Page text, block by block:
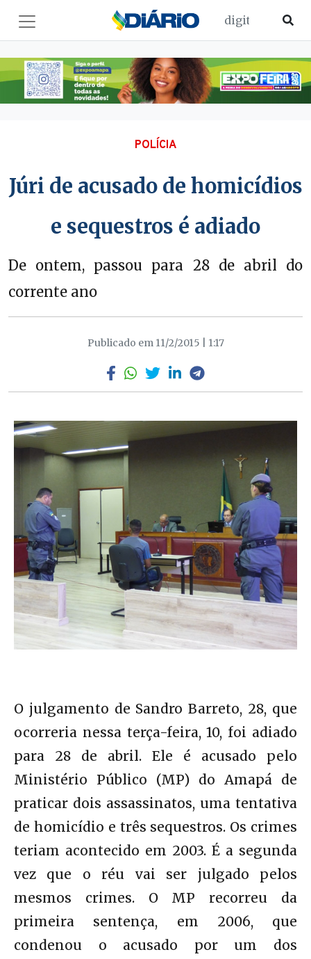
POLÍCIA
Júri de acusado de homicídios
e sequestros é adiado
De ontem, passou para 28 de abril do
corrente ano
Publicado em 11/2/2015 | 1:17
O julgamento de Sandro Barreto, 28, que
ocorreria nessa terça-feira, 10, foi adiado
para 28 de abril. Ele é acusado pelo
Ministério Público (MP) do Amapá de
praticar dois assassinatos, uma tentativa
de homicídio e três sequestros. Os crimes
teriam acontecido em 2003. É a segunda
vez que o réu vai ser julgado pelos
mesmos crimes. O MP recorreu da
primeira sentença, em 2006, que
condenou o acusado por um dos